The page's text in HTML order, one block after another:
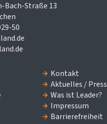
Bach-Straße 13
50
Kontakt
Aktuelles /
Was ist Leader?
Impressum
Barrierefreiheit